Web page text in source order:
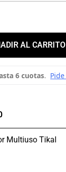
AL CARRITO
Multiuso Tikal